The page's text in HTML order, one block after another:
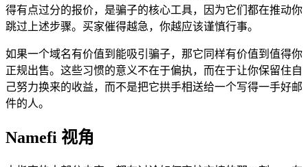
得有点过分的报价，是骗子的核心工具，因为它们都在推动你
跳过上述步骤。买家催得越急，你越应该谨慎行事。
如果一个域名有价值到能吸引骗子，那它同样有价值到值得你
正规出售。这些习惯的意义不在于偏执，而在于让你保留住自
己努力换来的收益，而不是把它拱手相送给一个写得一手好邮
件的人。
Namefi 视角